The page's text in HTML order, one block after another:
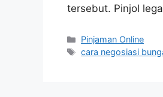
tersebut. Pinjol
Kategori
Pinjaman Online
Tag
cara negosiasi